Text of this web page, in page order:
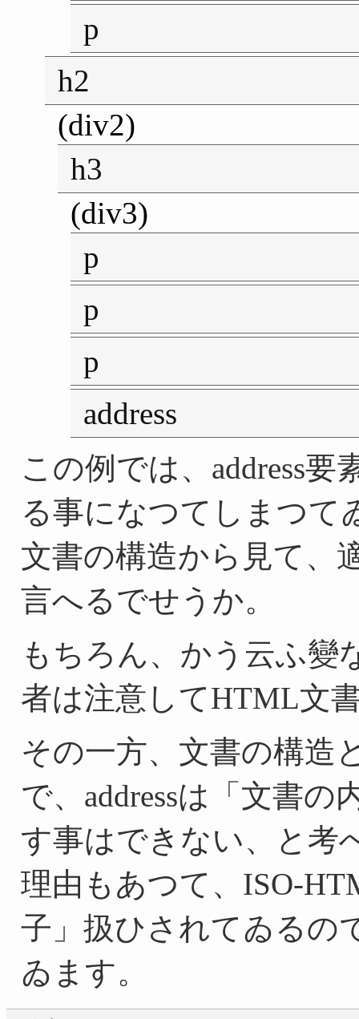
p
h2
(div2)
h3
(div3)
p
p
p
address
この例では、address
る事になつてしまつて
文書の構造から見て、
言へるでせうか。
もちろん、かう云ふ變
者は注意してHTML文
その一方、文書の構造
で、addressは「文書
す事はできない、と考
理由もあつて、ISO-
子」扱ひされてゐるの
ゐます。